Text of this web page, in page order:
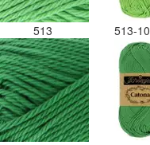
513 513-10